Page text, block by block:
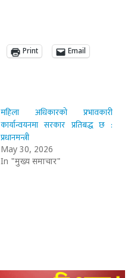
Print Email
महिला अधिकारको प्रभावकारी
कार्यान्वयनमा सरकार प्रतिबद्ध छ :
प्रधानमन्त्री
May 30, 2026
In "मुख्य समाचार"